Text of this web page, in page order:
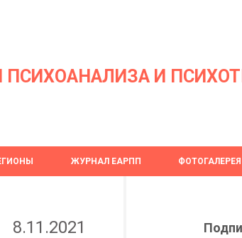
И
ЖУРНАЛ ЕАРПП ФОТОГАЛЕРЕЯ
8.11.2021